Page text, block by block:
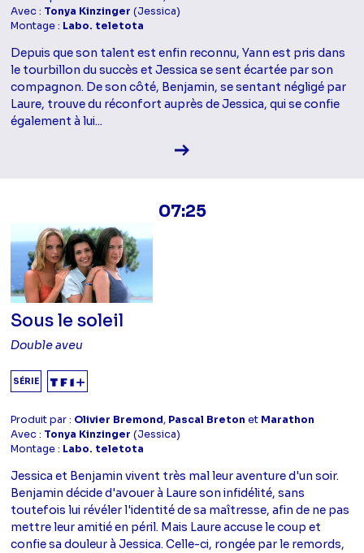
Avec : Tonya Kinzinger (Jessica)
Montage : Labo. teletota
Depuis que son talent est enfin reconnu, Yann est pris dans
le tourbillon du succès et Jessica se sent écartée par son
compagnon. De son côté, Benjamin, se sentant négligé par
Laure, trouve du réconfort auprès de Jessica, qui se confie
également à lui...
Voir la fiche diffusion
07:25
Sous le soleil
Double aveu
SÉRIE
Produit par : Olivier Bremond, Pascal Breton et Marathon
Avec : Tonya Kinzinger (Jessica)
Montage : Labo. teletota
Jessica et Benjamin vivent très mal leur aventure d'un soir.
Benjamin décide d'avouer à Laure son infidélité, sans
toutefois lui révéler l'identité de sa maîtresse, afin de ne pas
mettre leur amitié en péril. Mais Laure accuse le coup et
confie sa douleur à Jessica. Celle-ci, rongée par le remords,